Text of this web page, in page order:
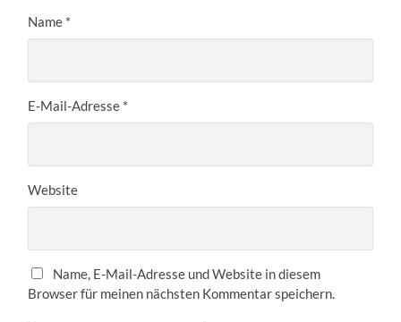
Name *
E-Mail-Adresse *
Website
Name, E-Mail-Adresse und Website in diesem
Browser für meinen nächsten Kommentar speichern.